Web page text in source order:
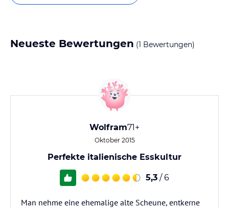
Neueste Bewertungen (1 Bewertungen)
Wolfram71+
Oktober 2015
Perfekte italienische Esskultur
5,3 / 6
Man nehme eine ehemalige alte Scheune, entkerne